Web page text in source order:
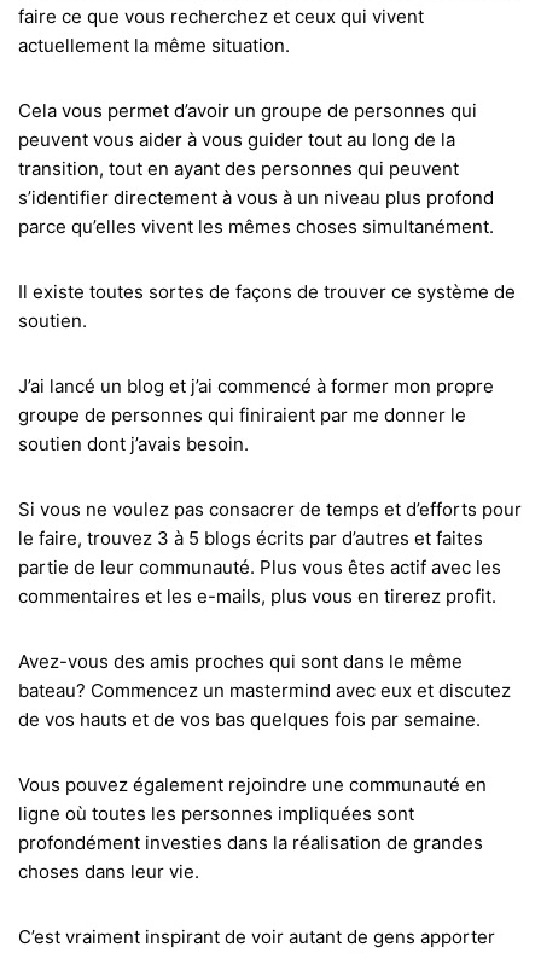
faire ce que vous recherchez et ceux qui vivent
actuellement la même situation.
Cela vous permet d’avoir un groupe de personnes qui
peuvent vous aider à vous guider tout au long de la
transition, tout en ayant des personnes qui peuvent
s’identifier directement à vous à un niveau plus profond
parce qu’elles vivent les mêmes choses simultanément.
Il existe toutes sortes de façons de trouver ce système de
soutien.
J’ai lancé un blog et j’ai commencé à former mon propre
groupe de personnes qui finiraient par me donner le
soutien dont j’avais besoin.
Si vous ne voulez pas consacrer de temps et d’efforts pour
le faire, trouvez 3 à 5 blogs écrits par d’autres et faites
partie de leur communauté. Plus vous êtes actif avec les
commentaires et les e-mails, plus vous en tirerez profit.
Avez-vous des amis proches qui sont dans le même
bateau? Commencez un mastermind avec eux et discutez
de vos hauts et de vos bas quelques fois par semaine.
Vous pouvez également rejoindre une communauté en
ligne où toutes les personnes impliquées sont
profondément investies dans la réalisation de grandes
choses dans leur vie.
C’est vraiment inspirant de voir autant de gens apporter